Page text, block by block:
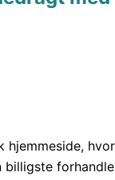
hjemmeside,
billigste